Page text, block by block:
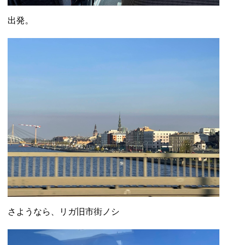
出発。
さようなら、リガ旧市街ノシ